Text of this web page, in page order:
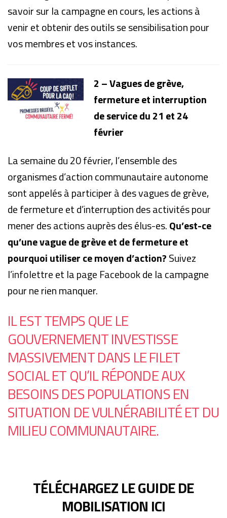
savoir sur la campagne en cours, les actions à
venir et obtenir des outils se sensibilisation pour
vos membres et vos instances.
2 –Vagues de grève,
fermeture et interruption
de service du 21 et 24
février
La semaine du 20 février, l’ensemble des
organismes d’action communautaire autonome
sont appelés à participer à des vagues de grève,
de fermeture et d’interruption des activités pour
mener des actions auprès des élus-es.Qu’est-ce
qu’une vague de grève et de fermeture et
pourquoi utiliser ce moyen d’action?Suivez
l’infolettreet lapage Facebookde la campagne
pour ne rien manquer.
IL EST TEMPS QUE LE
GOUVERNEMENT INVESTISSE
MASSIVEMENT DANS LE FILET
SOCIAL ET QU’IL RÉPONDE AUX
BESOINS DES POPULATIONS EN
SITUATION DE VULNÉRABILITÉ ET DU
MILIEU COMMUNAUTAIRE.
TÉLÉCHARGEZ LE GUIDE DE
MOBILISATION ICI